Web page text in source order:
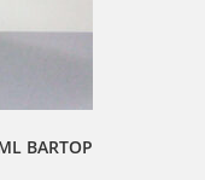
BARTOP